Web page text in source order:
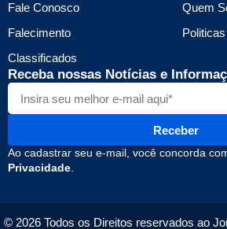
Fale Conosco
Falecimento
Classificados
Quem
Receba nossas Notícias e
Receber
Ao cadastrar seu e-mail, você concorda
Privacidade.
© 2026 Todos os Direitos reservados ao